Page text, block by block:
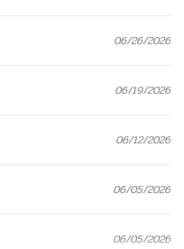
06/26/2026
06/19/2026
06/12/2026
06/05/2026
06/05/2026